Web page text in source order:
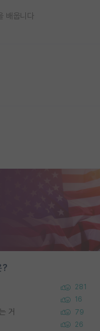
배웁니다
?
281
16
거 79
26